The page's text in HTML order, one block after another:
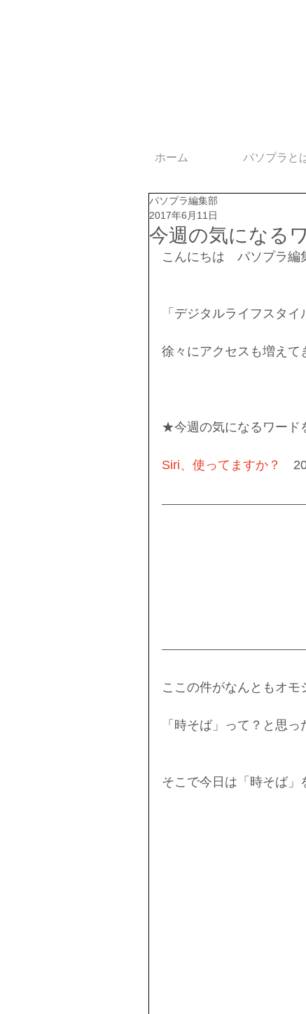
ホーム パソプラと
今週の気になる
パソプラ編集部
2017年6月11日
こんにちは　パソプラ編
「デジタルライフスタ
徐々にアクセスも増えて
★今週の気になるワード
Siri、使ってますか？
ここの件がなんともオモ
「時そば」って？と思
そこで今日は「時そば」